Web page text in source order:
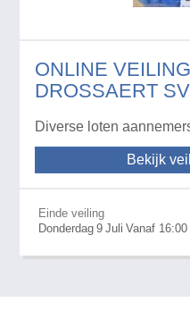
ONLINE
DROSSAERT
Diverse loten
Bekijk
Einde veiling
Donderdag 9 Juli Vanaf 16:00